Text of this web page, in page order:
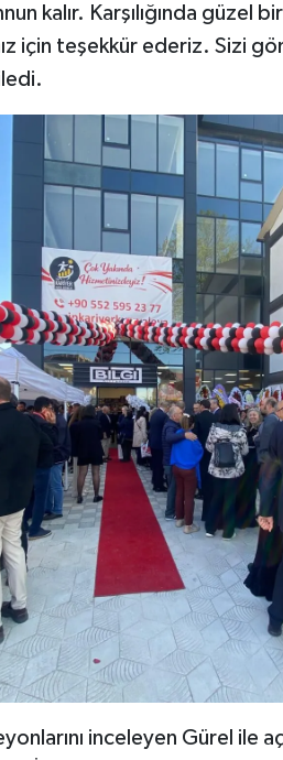
kalır. Karşılığında güzel
için teşekkür ederiz. Sizi
inceleyen Gürel ile